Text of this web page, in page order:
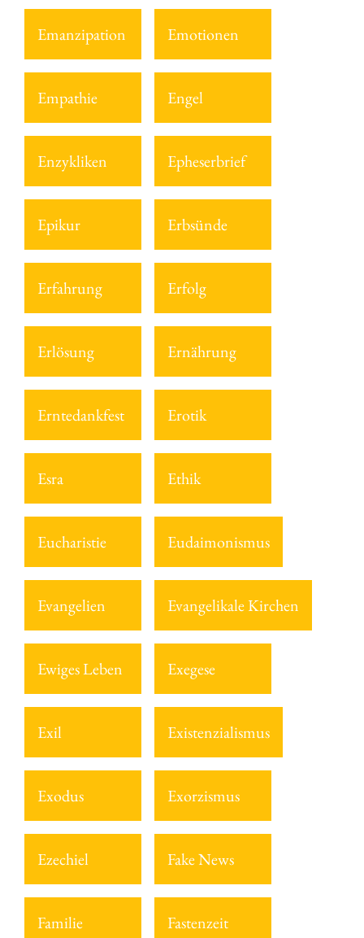
Emanzipation Emotionen
Empathie Engel
Enzykliken Epheserbrief
Epikur Erbsünde
Erfahrung Erfolg
Erlösung Ernährung
Erntedankfest Erotik
Esra Ethik
Eucharistie Eudaimonismus
Evangelien Evangelikale Kirchen
Ewiges Leben Exegese
Exil Existenzialismus
Exodus Exorzismus
Ezechiel Fake News
Familie Fastenzeit